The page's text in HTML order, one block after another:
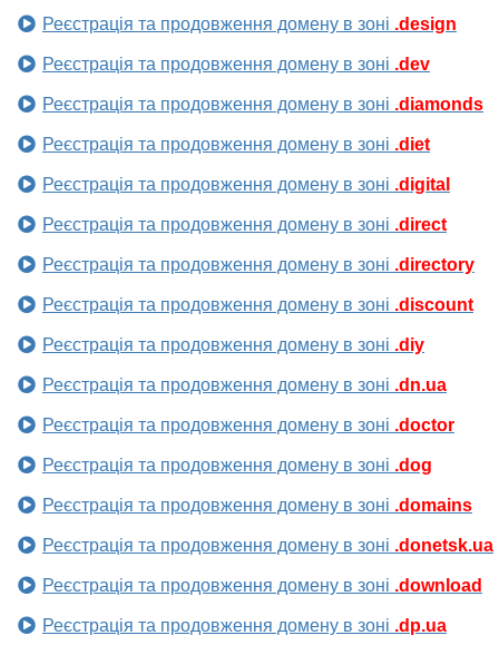
Реєстрація та продовження домену в зоні .design
Реєстрація та продовження домену в зоні .dev
Реєстрація та продовження домену в зоні .diamonds
Реєстрація та продовження домену в зоні .diet
Реєстрація та продовження домену в зоні .digital
Реєстрація та продовження домену в зоні .direct
Реєстрація та продовження домену в зоні .directory
Реєстрація та продовження домену в зоні .discount
Реєстрація та продовження домену в зоні .diy
Реєстрація та продовження домену в зоні .dn.ua
Реєстрація та продовження домену в зоні .doctor
Реєстрація та продовження домену в зоні .dog
Реєстрація та продовження домену в зоні .domains
Реєстрація та продовження домену в зоні .donetsk.ua
Реєстрація та продовження домену в зоні .download
Реєстрація та продовження домену в зоні .dp.ua